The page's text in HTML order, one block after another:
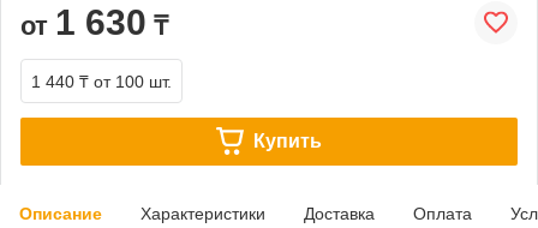
от 1 630 ₸
1 440 ₸ от 100 шт.
Купить
Описание Характеристики Доставка Оплата